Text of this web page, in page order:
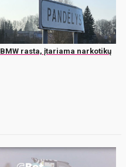
BMW rasta, įtariama narkotikų